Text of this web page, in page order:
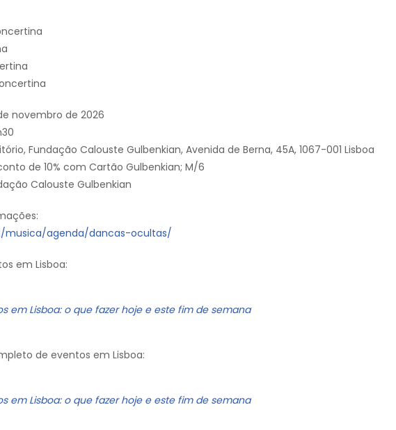
novembro de 2026
Fundação Calouste Gulbenkian, Avenida de Berna, 45A, 1067-001 Lisboa
de 10% com Cartão Gulbenkian; M/6
Calouste Gulbenkian
musica/agenda/dancas-ocultas/
em Lisboa:
em Lisboa: o que fazer hoje e este fim de semana
de eventos em Lisboa:
em Lisboa: o que fazer hoje e este fim de semana